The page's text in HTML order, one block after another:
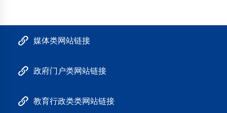
媒体类网站链接
政府门户类网站链接
教育行政类类网站链接